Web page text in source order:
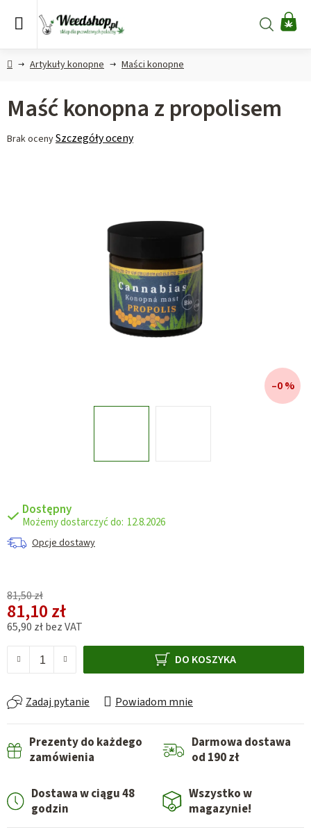
Szukaj
HomeArtykuły konopne Maści konopne
Dostępny
12.8.2026
Opcje dostawy
81,50 zł
81,10 zł
65,90 zł bez VAT
DO KOSZYKA
Zadaj pytanie Powiadom mnie
Maść konopna z propolisem
Średnia
Brak ocenySzczegóły oceny
–0 %
Prezenty do każdego
zamówienia
Darmowa dostawa
od 190 zł
Dostawa w ciągu 48
godzin
Wszystko w
magazynie!